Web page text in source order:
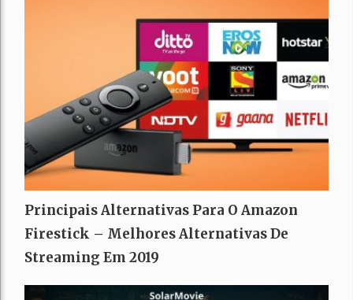
Principais Alternativas Para O Amazon
Firestick – Melhores Alternativas De
Streaming Em 2019